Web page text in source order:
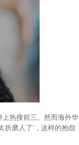
上热搜前三。然而海外华
折磨人了'，这样的抱怨